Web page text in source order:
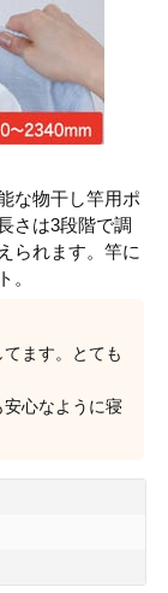
な物干し竿用ポ
さは3段階で調
られます。竿に
。
ます。とても
安心なように寝